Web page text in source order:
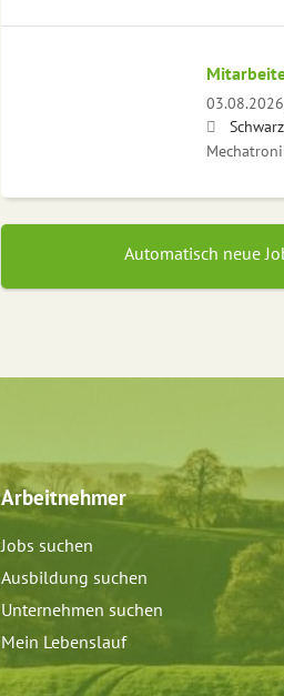
Automatisch neue
Arbeitnehmer
Jobs suchen
Ausbildung suchen
Unternehmen suchen
Mein Lebenslauf